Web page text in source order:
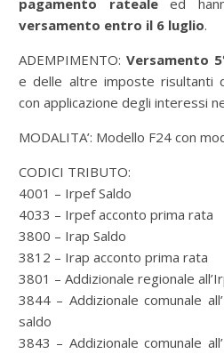
pagamento ratealeed
versamento entro il 6 luglio.
ADEMPIMENTO: Versamento
e delle altre imposte risultanti
con applicazione degli interessi
MODALITA’: Modello F24 con
CODICI TRIBUTO:
4001 – Irpef Saldo
4033 – Irpef acconto prima rata
3800 – Irap Saldo
3812 – Irap acconto prima rata
3801 – Addizionale regionale
3844 – Addizionale comunale
saldo
3843 – Addizionale comunale